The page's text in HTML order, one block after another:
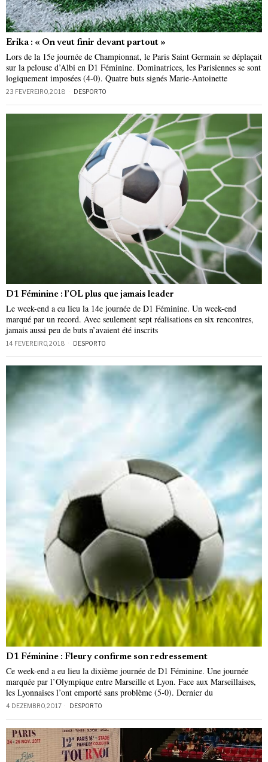
Erika : « On veut finir devant partout »
Lors de la 15e journée de Championnat, le Paris Saint Germain se déplaçait
sur la pelouse d’Albi en D1 Féminine. Dominatrices, les Parisiennes se sont
logiquement imposées (4-0). Quatre buts signés Marie-Antoinette
23 FEVEREIRO, 2018 DESPORTO
D1 Féminine : l’OL plus que jamais leader
Le week-end a eu lieu la 14e journée de D1 Féminine. Un week-end
marqué par un record. Avec seulement sept réalisations en six rencontres,
jamais aussi peu de buts n’avaient été inscrits
14 FEVEREIRO, 2018 DESPORTO
D1 Féminine : Fleury confirme son redressement
Ce week-end a eu lieu la dixième journée de D1 Féminine. Une journée
marquée par l’Olympique entre Marseille et Lyon. Face aux Marseillaises,
les Lyonnaises l’ont emporté sans problème (5-0). Dernier du
4 DEZEMBRO, 2017 DESPORTO